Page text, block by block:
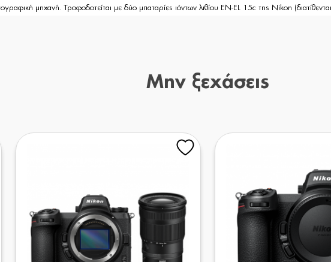
μηχανή. Τροφοδοτείται με δύο μπαταρίες ιόντων λιθίου EN-EL 15c της Νikon
Μην ξεχάσεις